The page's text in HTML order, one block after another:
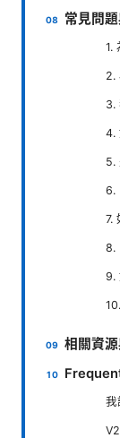
常見問
1.
2.
3.
4.
5.
6.
7.
8.
9.
相關資
我